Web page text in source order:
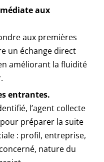
aux
aux premières
un échange direct
améliorant la fluidité
entrantes.
l’agent collecte
préparer la suite
: profil, entreprise,
nature du